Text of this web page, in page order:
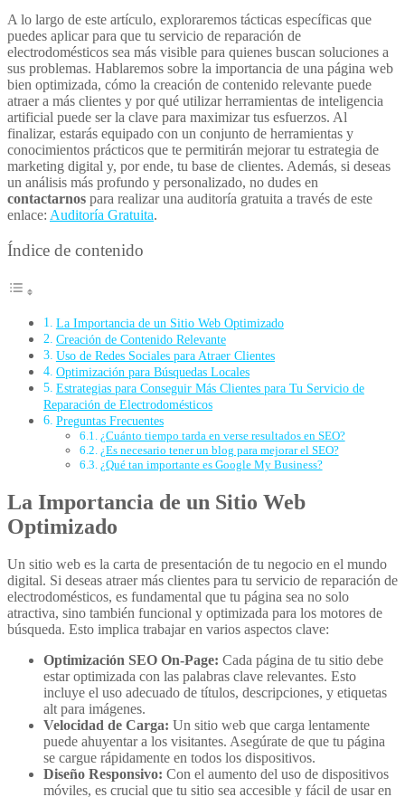
A lo largo de este artículo, exploraremos tácticas específicas que
puedes aplicar para que tu servicio de reparación de
electrodomésticos sea más visible para quienes buscan soluciones a
sus problemas. Hablaremos sobre la importancia de una página web
bien optimizada, cómo la creación de contenido relevante puede
atraer a más clientes y por qué utilizar herramientas de inteligencia
artificial puede ser la clave para maximizar tus esfuerzos. Al
finalizar, estarás equipado con un conjunto de herramientas y
conocimientos prácticos que te permitirán mejorar tu estrategia de
marketing digital y, por ende, tu base de clientes. Además, si deseas
un análisis más profundo y personalizado, no dudes en
contactarnos para realizar una auditoría gratuita a través de este
enlace: Auditoría Gratuita.
Índice de contenido
La Importancia de un Sitio Web Optimizado
Creación de Contenido Relevante
Uso de Redes Sociales para Atraer Clientes
Optimización para Búsquedas Locales
Estrategias para Conseguir Más Clientes para Tu Servicio de
Reparación de Electrodomésticos
Preguntas Frecuentes
¿Cuánto tiempo tarda en verse resultados en SEO?
¿Es necesario tener un blog para mejorar el SEO?
¿Qué tan importante es Google My Business?
La Importancia de un Sitio Web
Optimizado
Un sitio web es la carta de presentación de tu negocio en el mundo
digital. Si deseas atraer más clientes para tu servicio de reparación de
electrodomésticos, es fundamental que tu página sea no solo
atractiva, sino también funcional y optimizada para los motores de
búsqueda. Esto implica trabajar en varios aspectos clave:
Optimización SEO On-Page: Cada página de tu sitio debe
estar optimizada con las palabras clave relevantes. Esto
incluye el uso adecuado de títulos, descripciones, y etiquetas
alt para imágenes.
Velocidad de Carga: Un sitio web que carga lentamente
puede ahuyentar a los visitantes. Asegúrate de que tu página
se cargue rápidamente en todos los dispositivos.
Diseño Responsivo: Con el aumento del uso de dispositivos
móviles, es crucial que tu sitio sea accesible y fácil de usar en